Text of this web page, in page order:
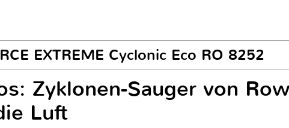
EXTREME Cyclonic Eco RO 8252
Zyklonen-Sauger von
Luft